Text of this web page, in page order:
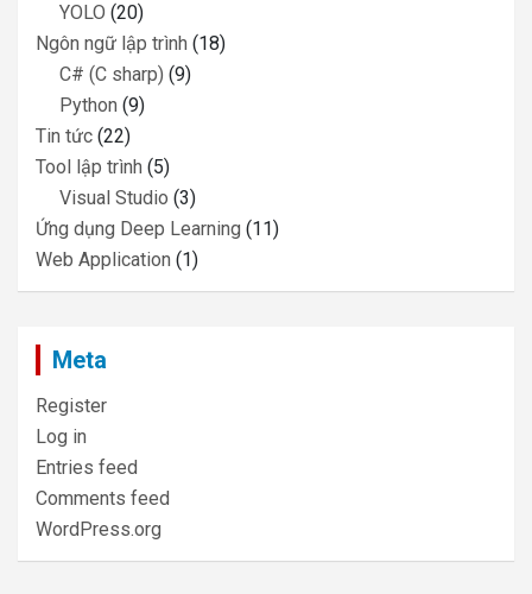
YOLO (20)
Ngôn ngữ lập trình (18)
C# (C sharp) (9)
Python (9)
Tin tức (22)
Tool lập trình (5)
Visual Studio (3)
Ứng dụng Deep Learning (11)
Web Application (1)
Meta
Register
Log in
Entries feed
Comments feed
WordPress.org